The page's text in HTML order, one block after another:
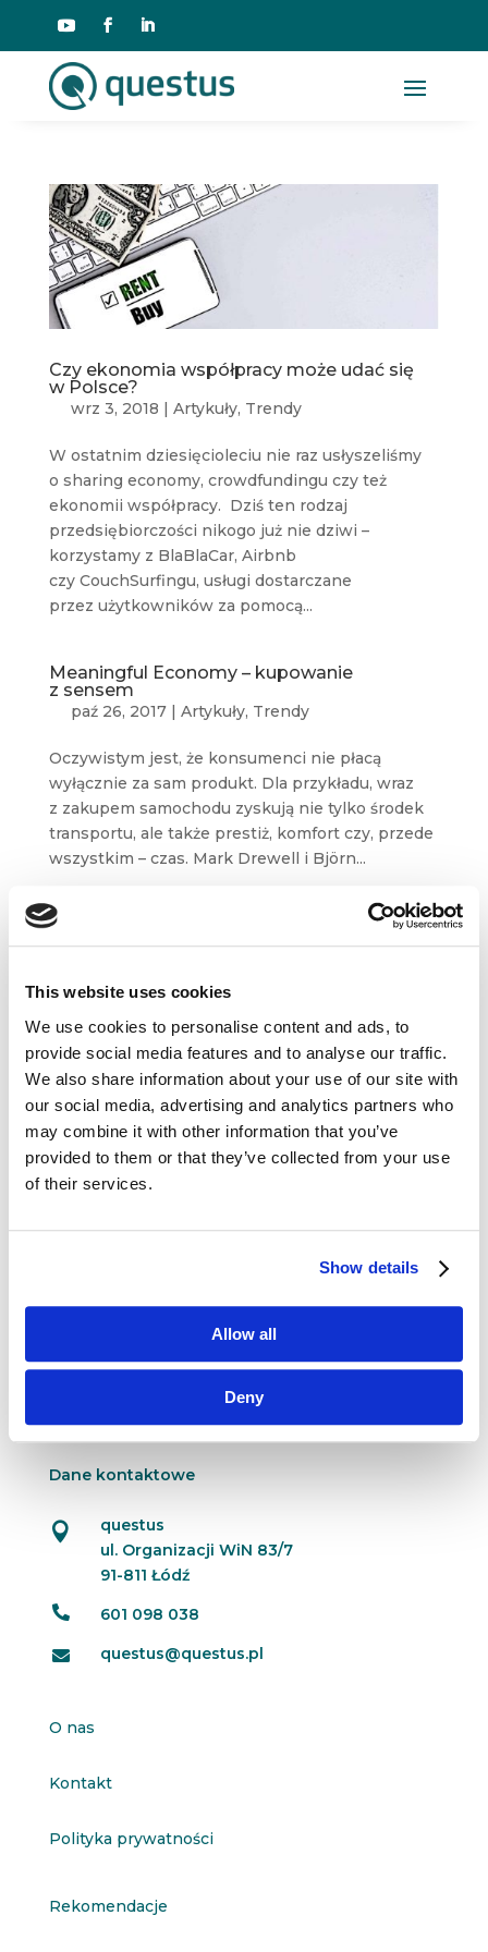
This website uses cookies
We use cookies to personalise content and ads, to
provide social media features and to analyse our traffic.
We also share information about your use of our site with
our social media, advertising and analytics partners who
may combine it with other information that you’ve
provided to them or that they’ve collected from your use
of their services.
Show details
Allow all
Deny
Czy ekonomia współpracy może udać się
w Polsce?
wrz 3, 2018 | Artykuły, Trendy
W ostatnim dziesięcioleciu nie raz usłyszeliśmy
o sharing economy, crowdfundingu czy też
ekonomii współpracy. Dziś ten rodzaj
przedsiębiorczości nikogo już nie dziwi –
korzystamy z BlaBlaCar, Airbnb
czy CouchSurfingu, usługi dostarczane
przez użytkowników za pomocą...
Meaningful Economy – kupowanie
z sensem
paź 26, 2017| Artykuły, Trendy
Oczywistym jest, że konsumenci nie płacą
wyłącznie za sam produkt. Dla przykładu, wraz
z zakupem samochodu zyskują nie tylko środek
transportu, ale także prestiż, komfort czy, przede
wszystkim – czas. Mark Drewell i Björn...
Sharing economy – nie tylko Facebook łączy
lip 12, 2017|Artykuły,Trendy
W życiu ciągle czegoś szukamy. Pracy, domu,
współlokatora, dobrego pracownika. Miejsca
na wakacje. Książki, której nakład dawno się
internetu jest prostsze niż...
Dane kontaktowe

questus
ul. Organizacji WiN 83/7
91-811 Łódź
 601 098 038
 questus@questus.pl
O nas
Kontakt
Polityka prywatności
Rekomendacje